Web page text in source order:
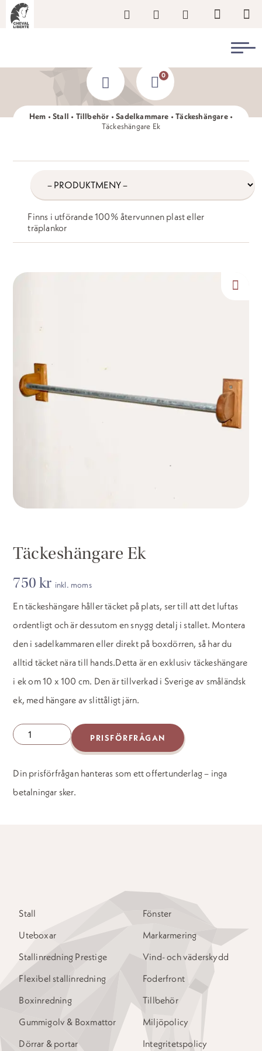
0
Hem •Stall • Tillbehör •Sadelkammare •Täckeshängare•
Täckeshängare Ek
/produkter/
produkter
Finns i utförande 100% återvunnen plast eller
träplankor
Täckeshängare Ek
750kr inkl. moms
En täckeshängare håller täcket på plats, ser till att det luftas
ordentligt och är dessutom en snygg detalj i stallet. Montera
den i sadelkammaren eller direkt på boxdörren, så har du
alltid täcket nära till hands.Detta är en exklusiv täckeshängare
i ek om 10 x 100 cm. Den är tillverkad i Sverige av småländsk
ek, med hängare av slittåligt järn.
Täckeshängare
mängd
PRISFÖRFRÅGAN
Din prisförfrågan hanteras som ett offertunderlag – inga
betalningar sker.
Stall
Uteboxar
Stallinredning Prestige
Flexibel stallinredning
Boxinredning
Gummigolv & Boxmattor
Dörrar & portar
Fönster
Markarmering
Vind- och väderskydd
Foderfront
Tillbehör
Miljöpolicy
Integritetspolicy